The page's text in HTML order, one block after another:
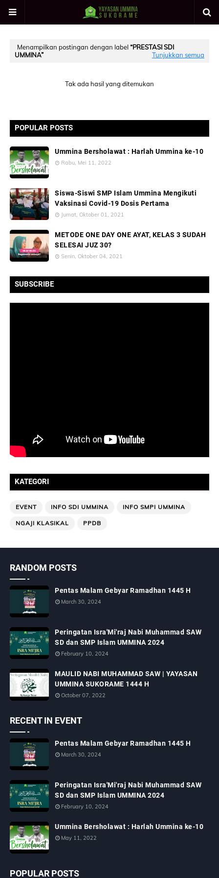
Menampilkan postingan dengan label
PRESTASI SDI
UMMINA
Tunjukkan semua
Tak ada hasil yang ditemukan
POPULAR POSTS
Ummina Bersholawat : Harlah Ummina ke-10
Rabu, Mei 11, 2022
Siswa-Siswi SMP Islam Ummina Mengikuti
Vaksinasi Covid-19 Dosis Pertama
Jumat, Oktober 01, 2021
METODE ONE DAY ONE AYAT, KELAS 3 SUDAH
SELESAI JUZ 30?
Senin, Oktober 04, 2021
SUBSCRIBE
KATEGORI
EVENT INFO SDI UMMINA INFO SMPI UMMINA
NGAJI KLASIKAL PPDB
RANDOM POSTS
Pentas Malam Gebyar Ramadhan 1445 H
March 30, 2024
Peringatan Isra'Mi'raj Nabi Muhammad SAW
SD dan SMP Islam UMMINA 2024
February 10, 2024
MAULID NABI MUHAMMAD SAW | YAYASAN
UMMINA SUKORAME 1444 H
October 07, 2022
RECENT IN EVENT
Pentas Malam Gebyar Ramadhan 1445 H
March 30, 2024
Peringatan Isra'Mi'raj Nabi Muhammad SAW
SD dan SMP Islam UMMINA 2024
February 10, 2024
Ummina Bersholawat : Harlah Ummina ke-10
May 11, 2022
POPULAR POSTS